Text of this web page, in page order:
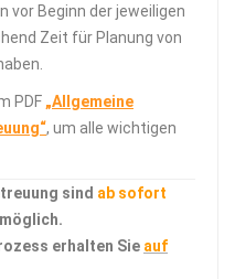
vor Beginn der jeweiligen
Zeit für Planung von
PDF „Allgemeine
, um alle wichtigen
sind ab sofort
möglich.
erhalten Sie auf